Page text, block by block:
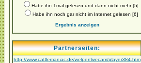
Habe ihn 1mal gelesen und dann nicht mehr [5]
Habe ihn noch gar nicht im Internet gelesen [6]
Ergebnis anzeigen
Partnerseiten:
http://www.cattlemaniac.de/welpenlivecam/player384.htm